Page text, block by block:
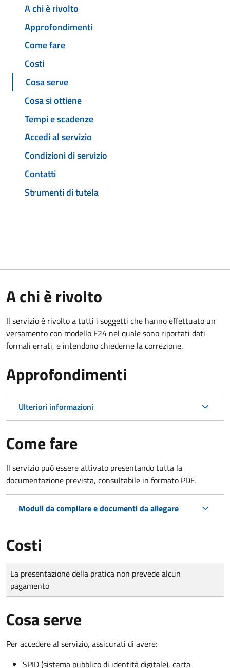
A chi è rivolto
Approfondimenti
Come fare
Costi
Cosa serve
Cosa si ottiene
Tempi e scadenze
Accedi al servizio
Condizioni di servizio
Contatti
Strumenti di tutela
A chi è rivolto
Il servizio è rivolto a tutti i soggetti che hanno effettuato un
versamento con modello F24 nel quale sono riportati dati
formali errati, e intendono chiederne la correzione.
Approfondimenti
Ulteriori informazioni
Come fare
Il servizio può essere attivato presentando tutta la
documentazione prevista, consultabile in formato PDF.
Moduli da compilare e documenti da allegare
Costi
Tipo di pagamento
Importo
La presentazione della pratica non prevede alcun
pagamento
Cosa serve
Per accedere al servizio, assicurati di avere:
SPID (sistema pubblico di identità digitale), carta